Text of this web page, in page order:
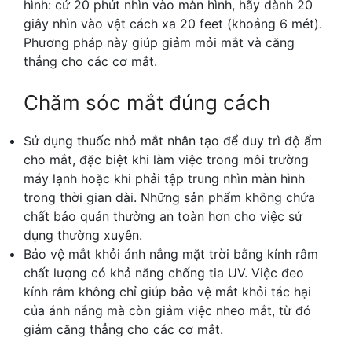
hình: cứ 20 phút nhìn vào màn hình, hãy dành 20
giây nhìn vào vật cách xa 20 feet (khoảng 6 mét).
Phương pháp này giúp giảm mỏi mắt và căng
thẳng cho các cơ mắt.
Chăm sóc mắt đúng cách
Sử dụng thuốc nhỏ mắt nhân tạo để duy trì độ ẩm
cho mắt, đặc biệt khi làm việc trong môi trường
máy lạnh hoặc khi phải tập trung nhìn màn hình
trong thời gian dài. Những sản phẩm không chứa
chất bảo quản thường an toàn hơn cho việc sử
dụng thường xuyên.
Bảo vệ mắt khỏi ánh nắng mặt trời bằng kính râm
chất lượng có khả năng chống tia UV. Việc đeo
kính râm không chỉ giúp bảo vệ mắt khỏi tác hại
của ánh nắng mà còn giảm việc nheo mắt, từ đó
giảm căng thẳng cho các cơ mắt.